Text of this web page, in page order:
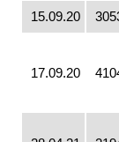
15.09.20
17.09.20